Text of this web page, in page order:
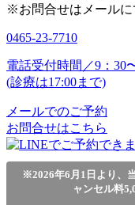
※お問合せはメールに
0465-23-7710
電話受付時間／9：30
(診療は17:00まで)
メールでのご予約
お問合せはこちら
※2026年6月1日より、
ャンセル料